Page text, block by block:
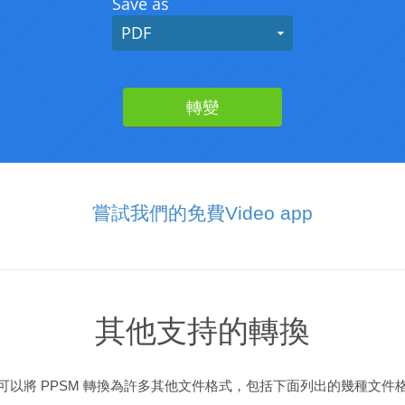
嘗試我們的免費Video app
其他支持的轉換
以將 PPSM 轉換為許多其他文件格式，包括下面列出的幾種文件